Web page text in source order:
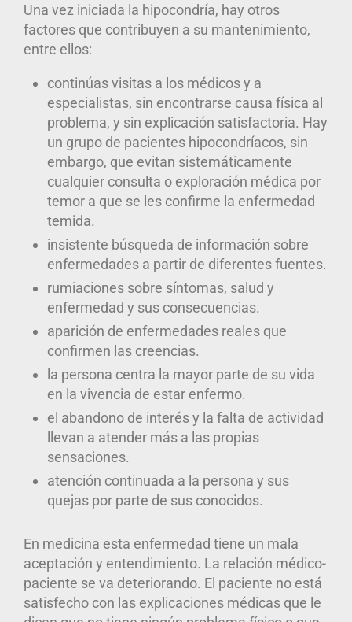
Una vez iniciada la hipocondría, hay otros
factores que contribuyen a su mantenimiento,
entre ellos:
continúas visitas a los médicos y a
especialistas, sin encontrarse causa física al
problema, y sin explicación satisfactoria. Hay
un grupo de pacientes hipocondríacos, sin
embargo, que evitan sistemáticamente
cualquier consulta o exploración médica por
temor a que se les confirme la enfermedad
temida.
insistente búsqueda de información sobre
enfermedades a partir de diferentes fuentes.
rumiaciones sobre síntomas, salud y
enfermedad y sus consecuencias.
aparición de enfermedades reales que
confirmen las creencias.
la persona centra la mayor parte de su vida
en la vivencia de estar enfermo.
el abandono de interés y la falta de actividad
llevan a atender más a las propias
sensaciones.
atención continuada a la persona y sus
quejas por parte de sus conocidos.
En medicina esta enfermedad tiene un mala
aceptación y entendimiento. La relación médico-
paciente se va deteriorando. El paciente no está
satisfecho con las explicaciones médicas que le